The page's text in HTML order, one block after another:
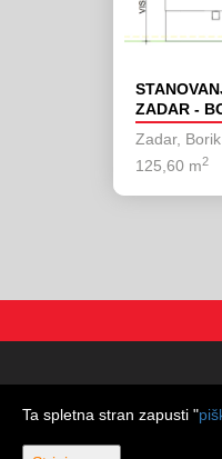
ZADAR -
Zadar, Borik
125,60 m2
Ta spletna stran zapusti "